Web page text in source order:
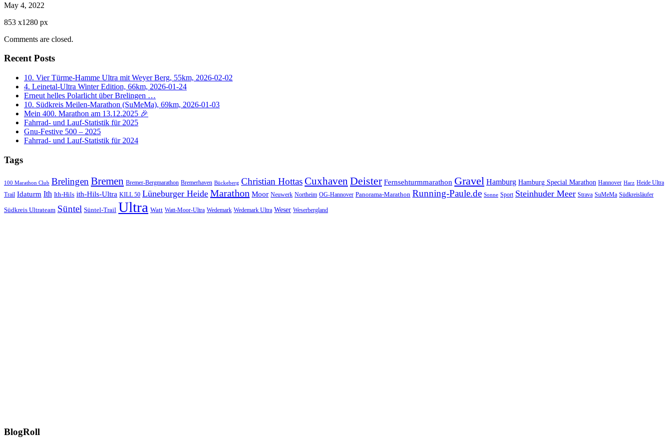
May 4, 2022
853 x1280 px
Comments are closed.
Recent Posts
10. Vier Türme-Hamme Ultra mit Weyer Berg, 55km, 2026-02-02
4. Leinetal-Ultra Winter Edition, 66km, 2026-01-24
Erneut helles Polarlicht über Brelingen …
10. Südkreis Meilen-Marathon (SuMeMa), 69km, 2026-01-03
Mein 400. Marathon am 13.12.2025 🎉
Fahrrad- und Lauf-Statistik für 2025
Gnu-Festive 500 – 2025
Fahrrad- und Lauf-Statistik für 2024
Tags
100 Marathon Club BrelingenBremen Bremer-Bergmarathon Bremerhaven Bückeberg Christian HottasCuxhaven Deister Fernsehturmmarathon Gravel Hamburg Hamburg Special Marathon Hannover Harz Heide Ultra
Trail Idaturm Ith Ith-Hils ith-Hils-Ultra KILL 50 Lüneburger Heide Marathon Moor Neuwerk Northeim OG-Hannover Panorama-Marathon Running-Paule.de Sonne Sport Steinhuder Meer Strava SuMeMa Südkreisläufer
Südkreis Ultrateam Süntel Süntel-Trail Ultra Watt Watt-Moor-Ultra Wedemark Wedemark Ultra Weser Weserbergland
BlogRoll